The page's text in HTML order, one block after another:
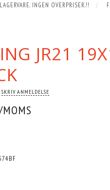
INGEN OVERPRISER.!!
JR21
SKRIV ANMELDELSE